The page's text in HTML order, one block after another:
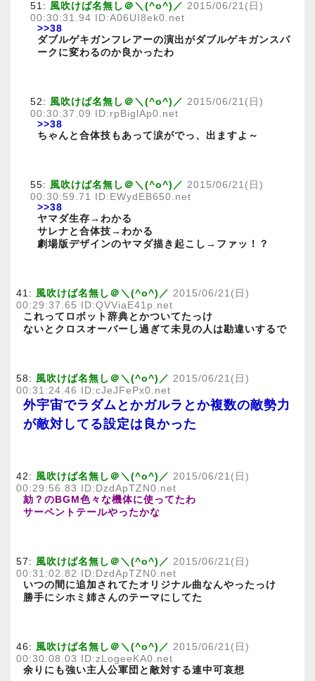
51: 風吹けば名無し＠＼(^o^)／ 2015/06/21(日)
00:30:31.94 ID:A06UI8ek0.net
>>38
ダブルゲキガンフレアーの演出がダブルゲキガンスパ
ークに変わるのか良かったわ
52: 風吹けば名無し＠＼(^o^)／ 2015/06/21(日)
00:30:37.09 ID:rpBiglAp0.net
>>38
ちゃんと合体技もあって涙がでっ、出ますよ～
55: 風吹けば名無し＠＼(^o^)／ 2015/06/21(日)
00:30:59.71 ID:EWydEB650.net
>>38
ヤマダ生存→わかる
サレナと合体技→わかる
劇場版デザインのヤマダ描き起こし→ファッ！？
41: 風吹けば名無し＠＼(^o^)／ 2015/06/21(日)
00:29:37.65 ID:QVViaE41p.net
これってロボット辞典とかついてたっけ
ないとクロスオーバーし過ぎて未見の人は勘違いするで
58: 風吹けば名無し＠＼(^o^)／ 2015/06/21(日)
00:31:24.46 ID:cJeJFePx0.net
外宇宙でラダムとかガルラとか複数の敵勢力
が敵対してる設定は良かった
42: 風吹けば名無し＠＼(^o^)／ 2015/06/21(日)
00:29:56.83 ID:DzdApTZN0.net
劾？のBGM色々な機体に使ってたわ
サーペントテールやったかな
57: 風吹けば名無し＠＼(^o^)／ 2015/06/21(日)
00:31:02.82 ID:DzdApTZN0.net
いつの間に追加されてたオリジナル曲なんやったっけ
勝手にシホミ姉さんのテーマにしてた
46: 風吹けば名無し＠＼(^o^)／ 2015/06/21(日)
00:30:08.03 ID:zLogeeKA0.net
余りにも強い主人公軍団と敵対する連中可哀想